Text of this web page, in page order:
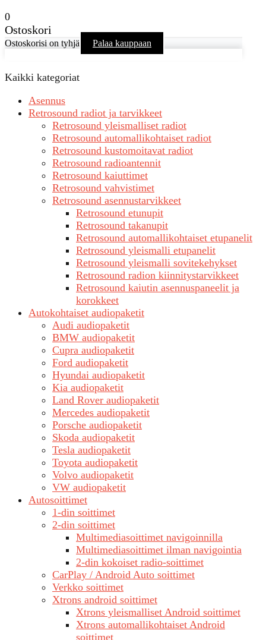
0
Ostoskori
Ostoskorisi on tyhjä Palaa kauppaan
Kaikki kategoriat
Asennus
Retrosound radiot ja tarvikkeet
Retrosound yleismalliset radiot
Retrosound automallikohtaiset radiot
Retrosound kustomoitavat radiot
Retrosound radioantennit
Retrosound kaiuttimet
Retrosound vahvistimet
Retrosound asennustarvikkeet
Retrosound etunupit
Retrosound takanupit
Retrosound automallikohtaiset etupanelit
Retrosound yleismalli etupanelit
Retrosound yleismalli sovitekehykset
Retrosound radion kiinnitystarvikkeet
Retrosound kaiutin asennuspaneelit ja
korokkeet
Autokohtaiset audiopaketit
Audi audiopaketit
BMW audiopaketit
Cupra audiopaketit
Ford audiopaketit
Hyundai audiopaketit
Kia audiopaketit
Land Rover audiopaketit
Mercedes audiopaketit
Porsche audiopaketit
Skoda audiopaketit
Tesla audiopaketit
Toyota audiopaketit
Volvo audiopaketit
VW audiopaketit
Autosoittimet
1-din soittimet
2-din soittimet
Multimediasoittimet navigoinnilla
Multimediasoittimet ilman navigointia
2-din kokoiset radio-soittimet
CarPlay / Android Auto soittimet
Verkko soittimet
Xtrons android soittimet
Xtrons yleismalliset Android soittimet
Xtrons automallikohtaiset Android
soittimet